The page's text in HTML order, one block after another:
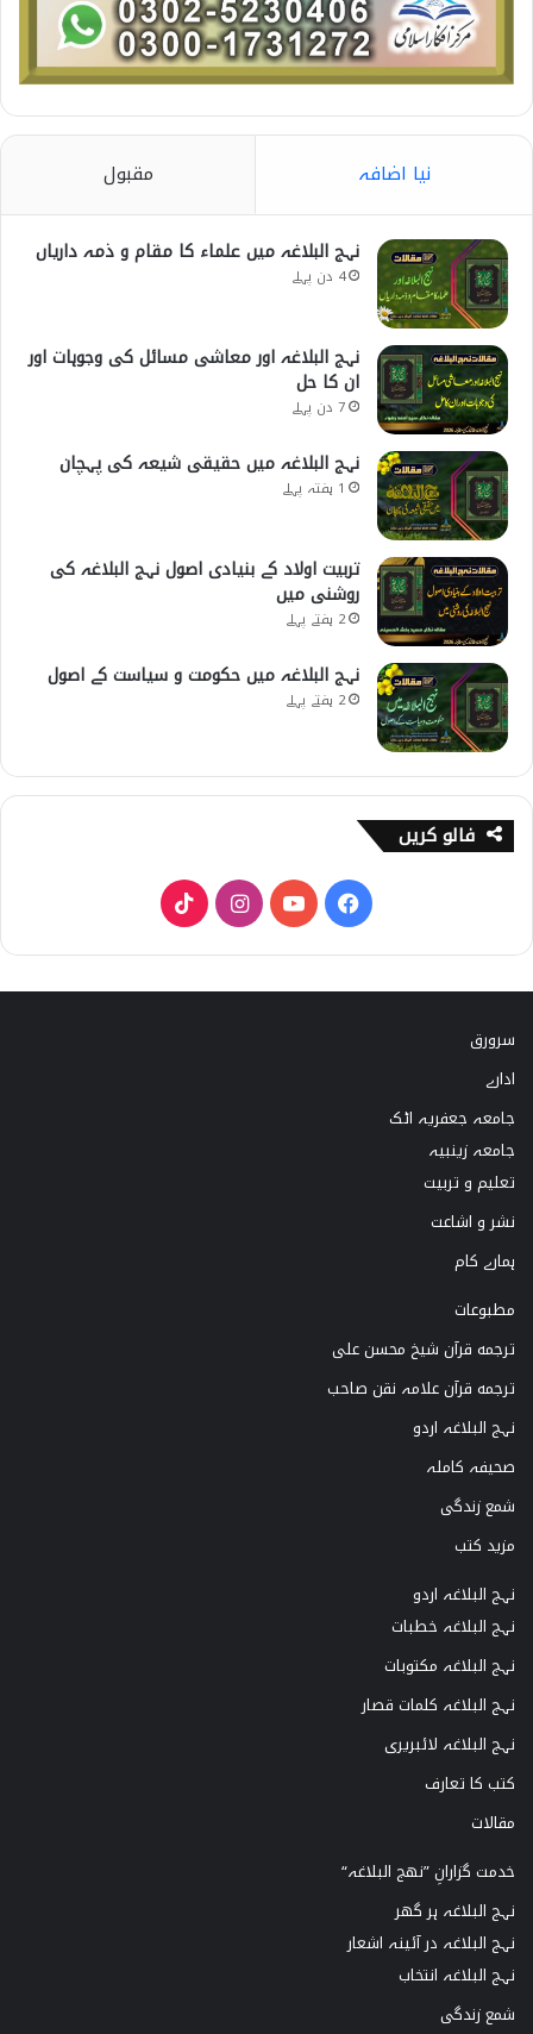
نیا اضافہ مقبول
نہج البلاغہ میں علماء کا مقام و ذمہ داریاں
4 دن پہلے
نہج البلاغہ اور معاشی مسائل کی وجوہات اور
ان کا حل
7 دن پہلے
نہج البلاغہ میں حقیقی شیعہ کی پہچان
1 ہفتہ پہلے
تربیت اولاد کے بنیادی اصول نہج البلاغہ کی
روشنی میں
2 ہفتے پہلے
نہج البلاغہ میں حکومت و سیاست کے اصول
2 ہفتے پہلے
فالو کریں
F
a
c
Y
o
u
n
s
T
i
k
سرورق
ادارے
جامعہ جعفریہ اٹک
جامعہ زینبیہ
تعلیم و تربیت
نشر و اشاعت
ہمارے کام
مطبوعات
ترجمه قرآن شیخ محسن علی
ترجمه قرآن علامہ نقن صاحب
نہج البلاغہ اردو
صحیفہ کاملہ
شمع زندگی
مزید کتب
نہج البلاغہ اردو
نہج البلاغہ خطبات
نہج البلاغہ مکتوبات
نہج البلاغہ کلمات قصار
نہج البلاغہ لائبریری
کتب کا تعارف
مقالات
خدمت گزارانِ ”نھج البلاغہ“
نہج البلاغہ ہر گھر
نہج البلاغہ در آئینہ اشعار
نہج البلاغہ انتخاب
شمع زندگی